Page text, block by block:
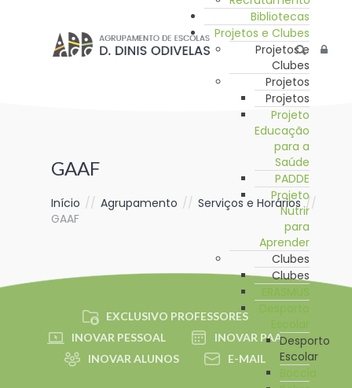
Bibliotecas
Projetos e Clubes
Projetos e
Clubes
Projetos
Projetos
Projeto
Educação
para a
Saúde
PADDE
Projeto
Nutrir
para
Aprender
Clubes
Clubes
ERASMUS
Desporto
Escolar
Desporto
Escolar
Boccia
GAAF
Início // Agrupamento // Serviços e Horários //
GAAF
EXCLUSIVO PROFESSORES
INOVAR PESSOAL
INOVAR PAA
INOVAR ALUNOS
E-MAIL